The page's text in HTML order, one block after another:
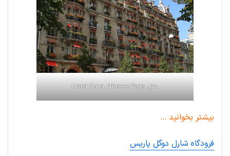
هتل Hotel Plaza Athenee Paris
بیشتر بخوانید …
فرودگاه شارل دوگل پاریس